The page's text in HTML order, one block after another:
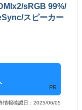
sRGB 99%/
スピーカー
PR
情報確認日：2025/06/05